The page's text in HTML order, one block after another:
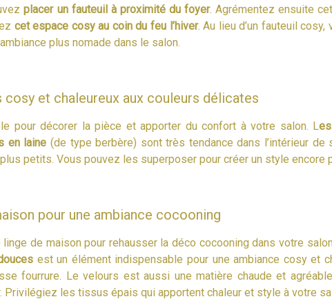
placer un fauteuil à proximité du foyer. Agrémentez ensuite
cet espace cosy au coin du feu l’hiver. Au lieu d’un fauteuil
plus nomade dans le salon.
cosy et chaleureux aux couleurs délicates
pour décorer la pièce et apporter du confort à votre salon. L
en laine (de type berbère) sont très tendance dans l’intérieur de
petits. Vous pouvez les superposer pour créer un style encore
pour une ambiance cocooning
de maison pour rehausser la déco cocooning dans votre
est un élément indispensable pour une ambiance cosy et
fourrure. Le velours est aussi une matière chaude et
Privilégiez les tissus épais qui apportent chaleur et style à votre